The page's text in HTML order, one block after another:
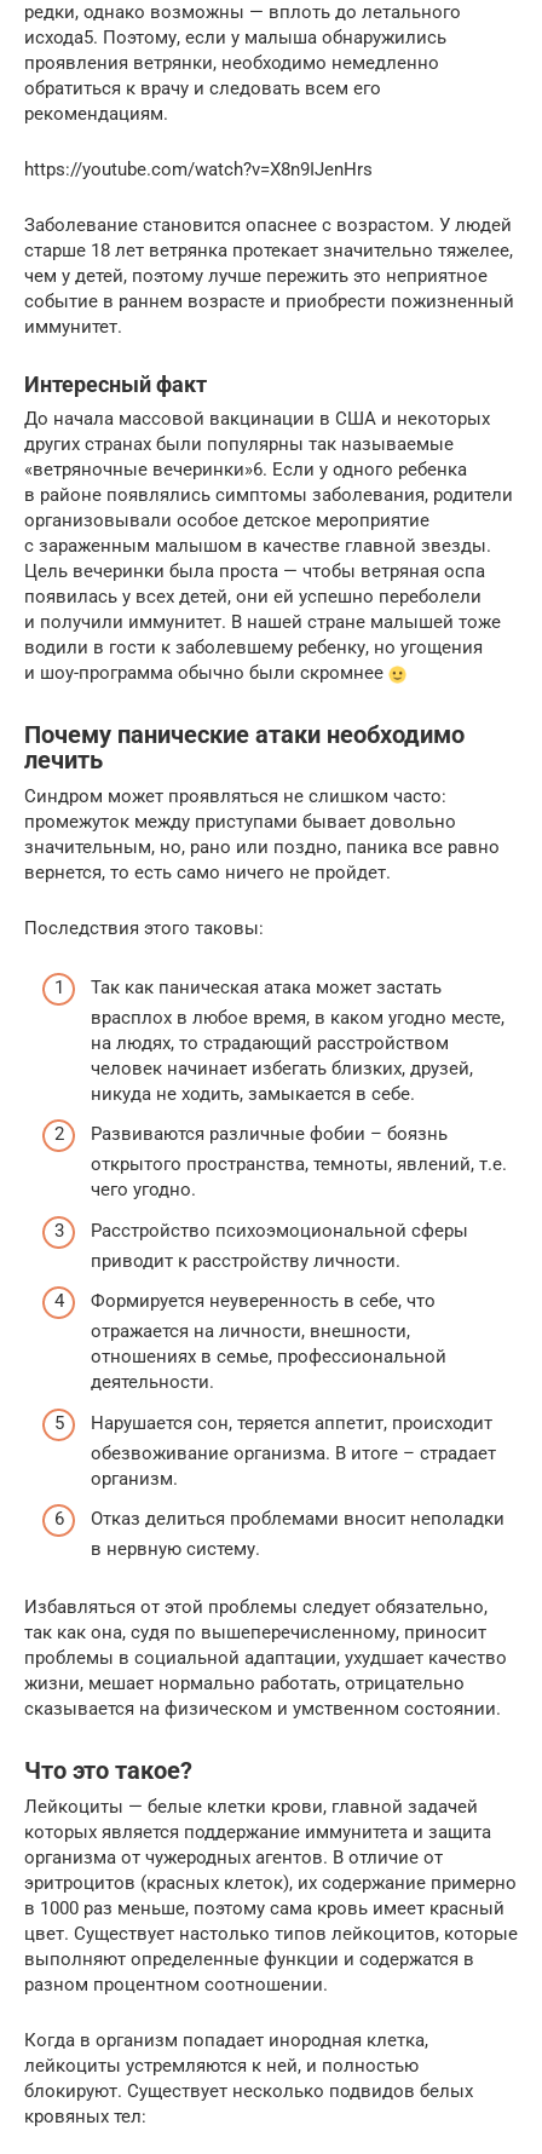
редки, однако возможны — вплоть до летального
исхода5. Поэтому, если у малыша обнаружились
проявления ветрянки, необходимо немедленно
обратиться к врачу и следовать всем его
рекомендациям.
https://youtube.com/watch?v=X8n9IJenHrs
Заболевание становится опаснее с возрастом. У людей
старше 18 лет ветрянка протекает значительно тяжелее,
чем у детей, поэтому лучше пережить это неприятное
событие в раннем возрасте и приобрести пожизненный
иммунитет.
Интересный факт
До начала массовой вакцинации в США и некоторых
других странах были популярны так называемые
«ветряночные вечеринки»6. Если у одного ребенка
в районе появлялись симптомы заболевания, родители
организовывали особое детское мероприятие
с зараженным малышом в качестве главной звезды.
Цель вечеринки была проста — чтобы ветряная оспа
появилась у всех детей, они ей успешно переболели
и получили иммунитет. В нашей стране малышей тоже
водили в гости к заболевшему ребенку, но угощения
и шоу-программа обычно были скромнее
Почему панические атаки необходимо
лечить
Синдром может проявляться не слишком часто:
промежуток между приступами бывает довольно
значительным, но, рано или поздно, паника все равно
вернется, то есть само ничего не пройдет.
Последствия этого таковы:
Так как паническая атака может застать
врасплох в любое время, в каком угодно месте,
на людях, то страдающий расстройством
человек начинает избегать близких, друзей,
никуда не ходить, замыкается в себе.
Развиваются различные фобии – боязнь
открытого пространства, темноты, явлений, т.е.
чего угодно.
Расстройство психоэмоциональной сферы
приводит к расстройству личности.
Формируется неуверенность в себе, что
отражается на личности, внешности,
отношениях в семье, профессиональной
деятельности.
Нарушается сон, теряется аппетит, происходит
обезвоживание организма. В итоге – страдает
организм.
Отказ делиться проблемами вносит неполадки
в нервную систему.
Избавляться от этой проблемы следует обязательно,
так как она, судя по вышеперечисленному, приносит
проблемы в социальной адаптации, ухудшает качество
жизни, мешает нормально работать, отрицательно
сказывается на физическом и умственном состоянии.
Что это такое?
Лейкоциты — белые клетки крови, главной задачей
которых является поддержание иммунитета и защита
организма от чужеродных агентов. В отличие от
эритроцитов (красных клеток), их содержание примерно
в 1000 раз меньше, поэтому сама кровь имеет красный
цвет. Существует настолько типов лейкоцитов, которые
выполняют определенные функции и содержатся в
разном процентном соотношении.
Когда в организм попадает инородная клетка,
лейкоциты устремляются к ней, и полностью
блокируют. Существует несколько подвидов белых
кровяных тел: